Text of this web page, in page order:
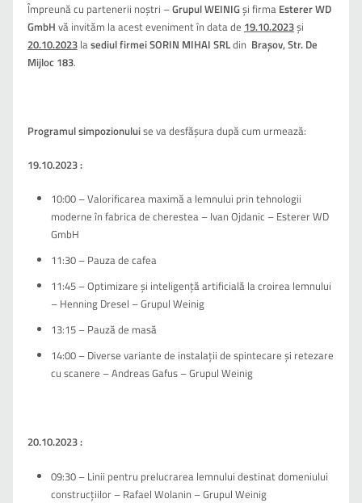
Împreună cu partenerii noştri –Grupul WEINIGși firma Esterer WD
GmbH vă invităm la acest eveniment în data de 19.10.2023și
20.10.2023lasediul firmei SORIN MIHAI SRLdin Braşov, Str. De
Mijloc 183.
Programul simpozionuluise va desfăşura după cum urmează:
19.10.2023 :
10:00 – Valorificarea maximă a lemnului prin tehnologii
moderne în fabrica de cherestea – Ivan Ojdanic – Esterer WD
GmbH
11:30 – Pauza de cafea
11:45 – Optimizare și inteligență artificială la croirea lemnului
– Henning Dresel – Grupul Weinig
13:15 – Pauză de masă
14:00 – Diverse variante de instalații de spintecare și retezare
cu scanere – Andreas Gafus – Grupul Weinig
20.10.2023 :
09:30 – Linii pentru prelucrarea lemnului destinat domeniului
construcțiilor – Rafael Wolanin – Grupul Weinig